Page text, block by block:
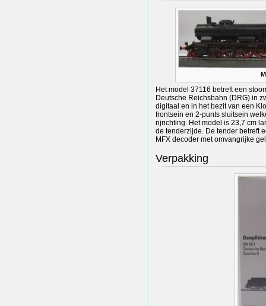
Het model 37116 betreft een
Deutsche Reichsbahn (DRG) in
digitaal en in het bezit van een
frontsein en 2-punts sluitsein
rijrichting. Het model is 23,7 cm
de tenderzijde. De tender betreft
MFX decoder met omvangrijke
Verpakking